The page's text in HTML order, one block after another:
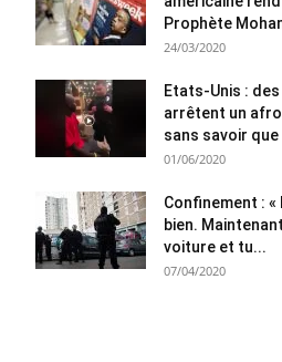
24/03/2020
Etats-Unis :
arrêtent un
sans savoir que
01/06/2020
Confinement :
bien.
voiture et tu...
07/04/2020